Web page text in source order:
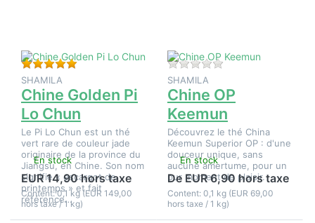
Évaluation : 5 de 5 étoiles. 1 Évaluation.
SHAMILA
Chine Golden Pi
Lo Chun
Le Pi Lo Chun est un thé
vert rare de couleur jade
originaire de la province du
Jiangsu, en Chine. Son nom
signifie « escargot de
printemps » et fait
référence…
En stock
EUR 14,90 hors taxe
Content: 0,1 kg (EUR 149,00
hors taxe / 1 kg)
Il n'y a pas encore
SHAMILA
Chine OP
Keemun
Découvrez le thé China
Keemun Superior OP : d'une
douceur unique, sans
aucune amertume, pour un
pur moment de plaisir.
En stock
De EUR 6,90 hors taxe
Content: 0,1 kg (EUR 69,00
hors taxe / 1 kg)